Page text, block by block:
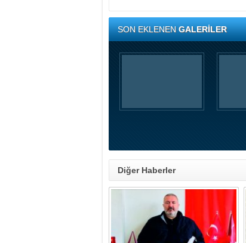
SON EKLENENGALERİLER
Diğer Haberler